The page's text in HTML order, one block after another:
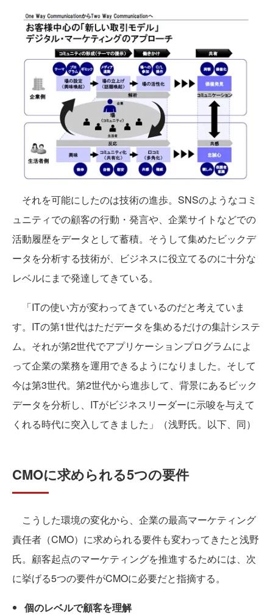
それを可能にしたのは技術の進歩。SNSのようなコミ
ュニティでの顧客の行動・発言や、企業サイトなどでの
活動履歴をデータとして蓄積。そうして集めたビックデ
ータを分析する技術が、ビジネスに役立てるのに十分な
レベルにまで発達してきている。
「ITの使い方が変わってきているのだと考えていま
す。ITの第1世代はただデータを集めるだけの集計システ
ム。それが第2世代でアプリケーションプログラムによ
って企業の業務を運用できるようになりました。そして
今は第3世代。第2世代から進歩して、背景にあるビック
データを分析し、ITがビジネスリーダーに示唆を与えて
くれる時代に突入してきました」（浅野氏。以下、同）
CMOに求められる5つの要件
こうした環境の変化から、企業の最高マーケティング
責任者（CMO）に求められる要件も変わってきたと浅野
氏。顧客起点のマーケティングを推進するためには、次
に挙げる5つの要件がCMOに必要だと指摘する。
個のレベルで顧客を理解